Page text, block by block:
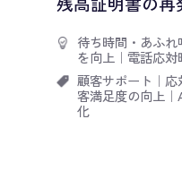
待ち時間・あふれ
を向上 ｜ 電話応対
顧客サポート ｜ 応
客満足度の向上 ｜
化